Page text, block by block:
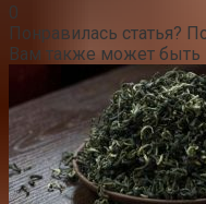
0
Понравилась статья?
Вам также может быть